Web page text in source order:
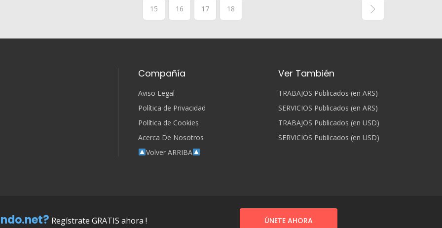
15 16 17 18
Compañía
Aviso Legal
Política de Privacidad
Política de Cookies
Acerca De Nosotros
Volver ARRIBA
Ver También
TRABAJOS Publicados (en ARS)
SERVICIOS Publicados (en ARS)
TRABAJOS Publicados (en USD)
SERVICIOS Publicados (en USD)
Regístrate GRATIS ahora ! ÚNETE AHORA